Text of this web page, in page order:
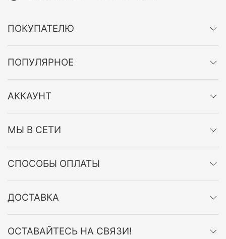
ПОКУПАТЕЛЮ
ПОПУЛЯРНОЕ
АККАУНТ
МЫ В СЕТИ
СПОСОБЫ ОПЛАТЫ
ДОСТАВКА
ОСТАВАЙТЕСЬ НА СВЯЗИ!